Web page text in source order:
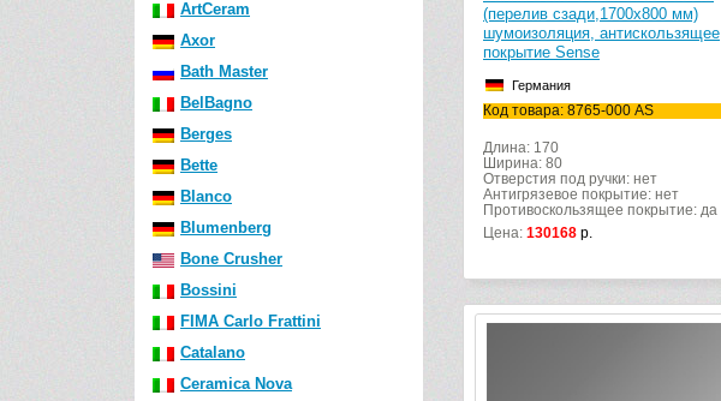
ArtCeram
Axor
Bath Master
BelBagno
Berges
Bette
Blanco
Blumenberg
Bone Crusher
Bossini
FIMA Carlo Frattini
Catalano
Ceramica Nova
(перелив сзади,1700х800 мм)
шумоизоляция, антискользящее
покрытие Sense
Германия
Код товара: 8765-000 AS
Длина: 170
Ширина: 80
Отверстия под ручки: нет
Антигрязевое покрытие: нет
Противоскользящее покрытие: да
Цена: 130168 р.